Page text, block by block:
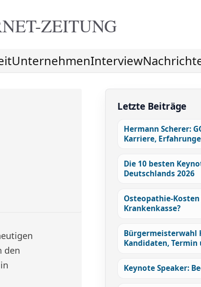
ZEITUNG
UnternehmenInterview
den
Letzte Beiträge
Hermann Scherer:
Karriere,
Die 10 besten
Deutschlands 2026
Osteopathie-
Krankenkasse?
Bürgermeisterwahl
Kandidaten, Termin
Keynote Speaker: